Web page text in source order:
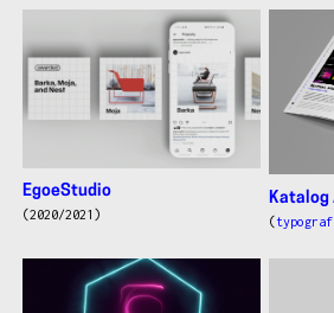
EgoeStudio
(2020/2021)
Katalog
(